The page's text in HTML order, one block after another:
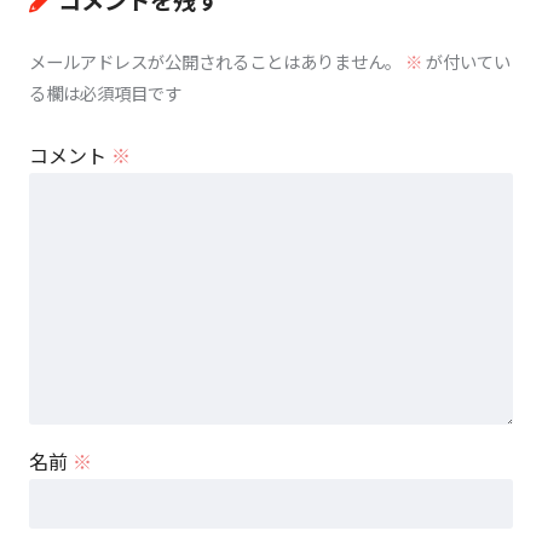
メールアドレスが公開されることはありません。 ※が付いてい
る欄は必須項目です
コメント ※
名前 ※